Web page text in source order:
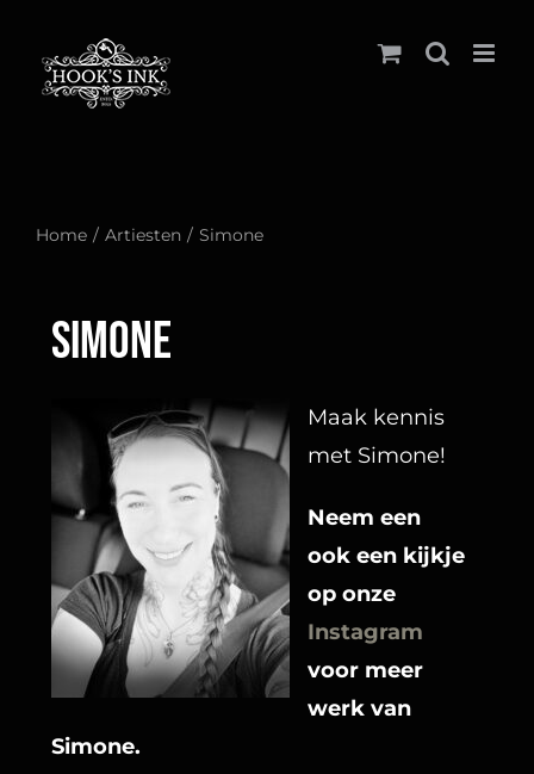
naar
inhoud
Home Artiesten Simone
Simone
Maak kennis
met Simone!
Neem een
ook een kijkje
op onze
Instagram
voor meer
werk van
Simone.